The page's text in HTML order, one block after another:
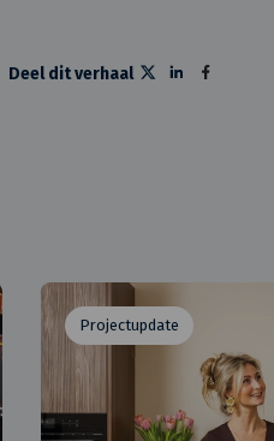
Deel dit verhaal
Projectupdate